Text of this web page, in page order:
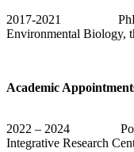
2017-2021 PhD,
Environmental Biology,
Academic
2022 – 2024
Integrative Research